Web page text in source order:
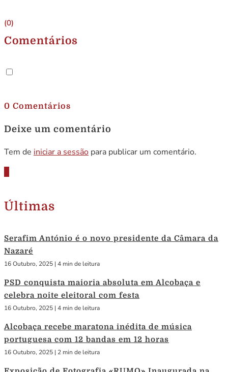
(0)
Comentários
0 Comentários
Deixe um comentário
Tem de iniciar a sessão para publicar um comentário.
Últimas
Serafim António é o novo presidente da Câmara da
Nazaré
16 Outubro, 2025 | 4 min de leitura
PSD conquista maioria absoluta em Alcobaça e
celebra noite eleitoral com festa
16 Outubro, 2025 | 4 min de leitura
Alcobaça recebe maratona inédita de música
portuguesa com 12 bandas em 12 horas
16 Outubro, 2025 | 2 min de leitura